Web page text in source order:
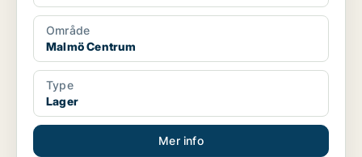
Område
Malmö Centrum
Type
Lager
Mer info